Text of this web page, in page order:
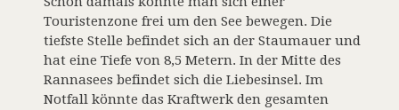
Touristenzone frei um den See bewegen. Die
tiefste Stelle befindet sich an der Staumauer und
hat eine Tiefe von 8,5 Metern. In der Mitte des
Rannasees befindet sich die Liebesinsel. Im
Notfall könnte das Kraftwerk den gesamten